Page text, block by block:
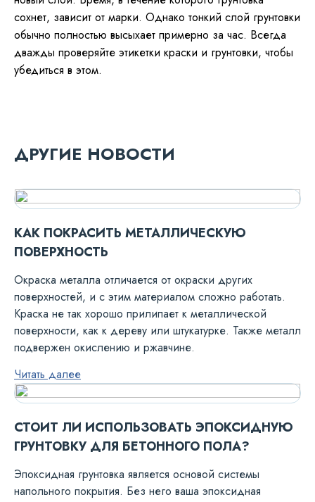
сохнет, зависит от марки. Однако тонкий слой грунтовки
обычно полностью высыхает примерно за час. Всегда
дважды проверяйте этикетки краски и грунтовки, чтобы
убедиться в этом.
ДРУГИЕ НОВОСТИ
КАК ПОКРАСИТЬ МЕТАЛЛИЧЕСКУЮ
ПОВЕРХНОСТЬ
Окраска металла отличается от окраски других
поверхностей, и с этим материалом сложно работать.
Краска не так хорошо прилипает к металлической
поверхности, как к дереву или штукатурке. Также металл
подвержен окислению и ржавчине.
Читать далее
СТОИТ ЛИ ИСПОЛЬЗОВАТЬ ЭПОКСИДНУЮ
ГРУНТОВКУ ДЛЯ БЕТОННОГО ПОЛА?
Эпоксидная грунтовка является основой системы
напольного покрытия. Без него ваша эпоксидная